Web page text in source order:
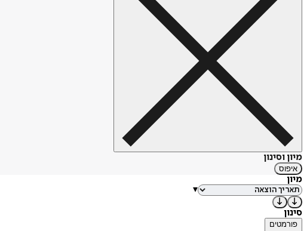
מיון וסינון
איפוס
מיון
▾
סינון
פורמטים